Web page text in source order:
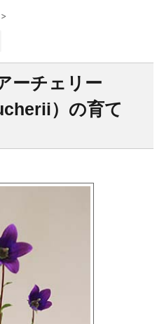
>
ーチェリー
）の育て